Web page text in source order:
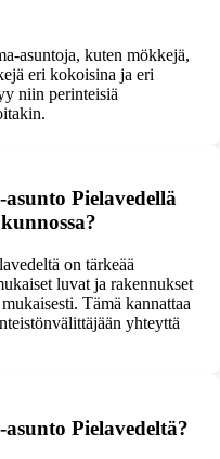
asuntoja, kuten mökkejä,
eri kokoisina ja eri
niin perinteisiä
Pielavedellä
on tärkeää
luvat ja rakennukset
Tämä kannattaa
yhteyttä
Pielavedeltä?